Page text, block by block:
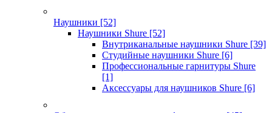
Наушники [52]
Наушники Shure [52]
Внутриканальные наушники Shure [39]
Студийные наушники Shure [6]
Профессиональные гарнитуры Shure
[1]
Аксессуары для наушников Shure [6]